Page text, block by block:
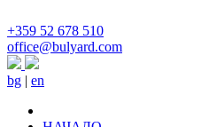
+359 52 678 510
office@bulyard.com
bg | en